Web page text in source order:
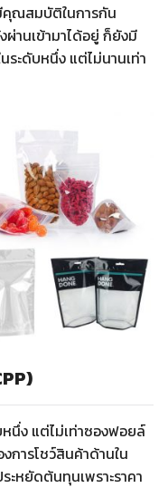
คุณสมบัติในการกัน
านเข้ามาได้อยู่ ก็ยังมี
ะดับหนึ่ง แต่ไม่นานเท่า
นึ่ง แต่ไม่เท่าซองฟอยล์
การโชว์สินค้าด้านใน
ะหยัดต้นทุนเพราะราคา